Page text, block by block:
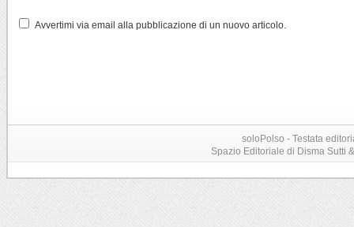
Avvertimi via email alla pubblicazione di un nuovo articolo.
soloPolso - Testata
Spazio Editoriale di Disma Sutti